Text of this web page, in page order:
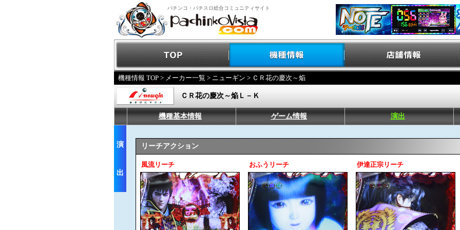
パチンコ・パチスロ総合コミュニティサイト
機種情報 TOP > メーカー一覧 > ニューギン > ＣＲ花の慶次～焔
ＣＲ花の慶次～焔Ｌ－Ｋ
機種基本情報 ゲーム情報 演出
演
出
リーチアクション
風流リーチ おふうリーチ 伊達正宗リーチ